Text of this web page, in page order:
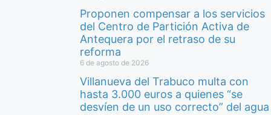
Proponen compensar a los servicios
del Centro de Partición Activa de
Antequera por el retraso de su
reforma
6 de agosto de 2026
Villanueva del Trabuco multa con
hasta 3.000 euros a quienes “se
desvíen de un uso correcto” del agua